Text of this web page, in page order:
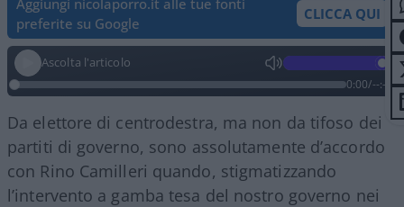
preferite su Google
CLICCA QUI
Ascolta l'articolo
0:00/--:--
Da elettore di centrodestra, ma non da tifoso dei
partiti di governo, sono assolutamente d’accordo
con Rino Camilleri quando, stigmatizzando
l’intervento a gamba tesa del nostro governo nei